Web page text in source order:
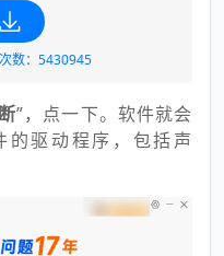
数：5430945
”，点一下。软件就会
的驱动程序，包括声